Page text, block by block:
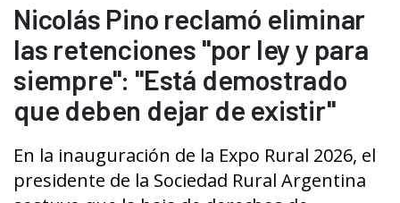
Nicolás Pino reclamó eliminar
las retenciones "por ley y para
siempre": "Está demostrado
que deben dejar de existir"
En la inauguración de la Expo Rural 2026, el
presidente de la Sociedad Rural Argentina